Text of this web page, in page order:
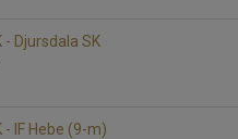
Djursdala SK
IF Hebe (9-m)